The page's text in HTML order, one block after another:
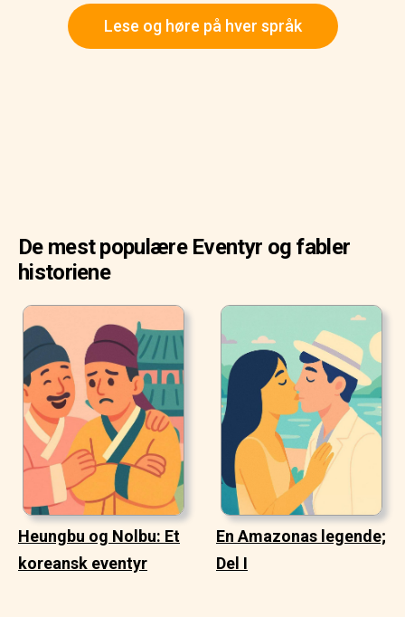
Lese og høre på hver språk
De mest populære Eventyr og fabler
historiene
Heungbu og Nolbu: Et
koreansk eventyr
En Amazonas legende;
Del I